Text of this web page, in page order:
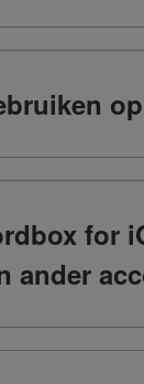
for
ander